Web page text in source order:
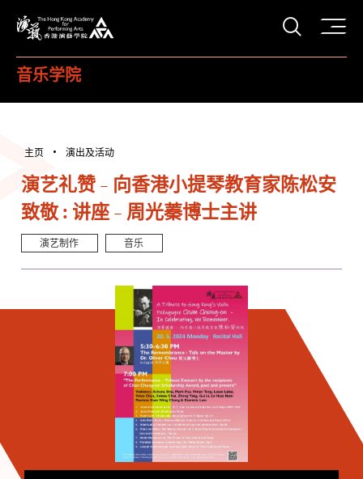
打开
音乐学院
主页 演出及活动
演艺礼赞 - 向香港小提琴教育家陈松安
致敬 : 讲座 - 周光蓁博士主讲
演艺制作 音乐